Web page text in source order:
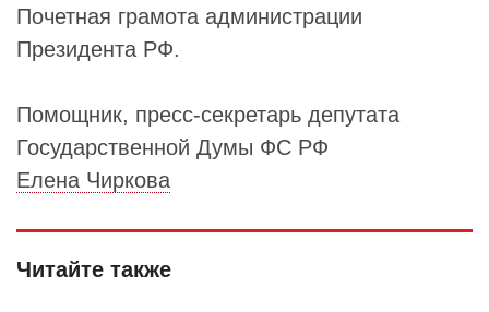
Почетная грамота администрации
Президента РФ.
Помощник, пресс-секретарь депутата
Государственной Думы ФС РФ
Елена Чиркова
Читайте также